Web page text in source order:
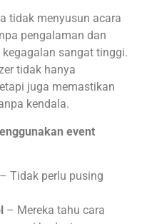
tidak menyusun acara
pengalaman dan
sangat tinggi.
tidak hanya
juga memastikan
kendala.
event
– Tidak perlu pusing
– Mereka tahu cara